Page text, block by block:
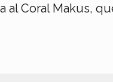
Coral Makus,